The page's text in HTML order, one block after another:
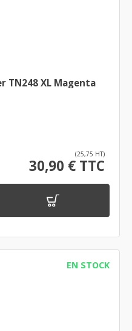
TN248 XL Magenta
(25,75 HT)
30,90 € TTC
EN STOCK